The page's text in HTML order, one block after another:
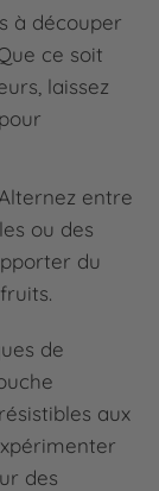
à découper
ce soit
laissez
Alternez entre
ou des
du
de
aux
des